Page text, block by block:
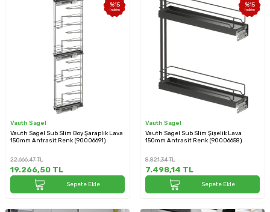
%15
İndirim
Vauth Sagel
Vauth Sagel Sub Slim Boy Şaraplık Lava
150mm Antrasit Renk (90006691)
22.666,47TL
19.266,50 TL
Sepete Ekle
%15
İndirim
Vauth Sagel
Vauth Sagel Sub Slim Şişelik Lava
150mm Antrasit Renk (90006658)
8.821,34TL
7.498,14 TL
Sepete Ekle